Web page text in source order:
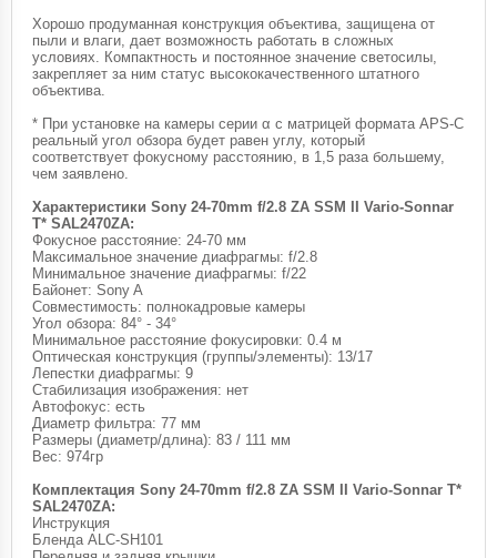
Хорошо продуманная конструкция объектива, защищена от
пыли и влаги, дает возможность работать в сложных
условиях. Компактность и постоянное значение светосилы,
закрепляет за ним статус высококачественного штатного
объектива.
* При установке на камеры серии α с матрицей формата APS-C
реальный угол обзора будет равен углу, который
соответствует фокусному расстоянию, в 1,5 раза большему,
чем заявлено.
Характеристики Sony 24-70mm f/2.8 ZA SSM II Vario-Sonnar
T* SAL2470ZA:
Фокусное расстояние: 24-70 мм
Максимальное значение диафрагмы: f/2.8
Минимальное значение диафрагмы: f/22
Байонет: Sony A
Совместимость: полнокадровые камеры
Угол обзора: 84° - 34°
Минимальное расстояние фокусировки: 0.4 м
Оптическая конструкция (группы/элементы): 13/17
Лепестки диафрагмы: 9
Стабилизация изображения: нет
Автофокус: есть
Диаметр фильтра: 77 мм
Размеры (диаметр/длина): 83 / 111 мм
Вес: 974гр
Комплектация Sony 24-70mm f/2.8 ZA SSM II Vario-Sonnar T*
SAL2470ZA:
Инструкция
Бленда ALC-SH101